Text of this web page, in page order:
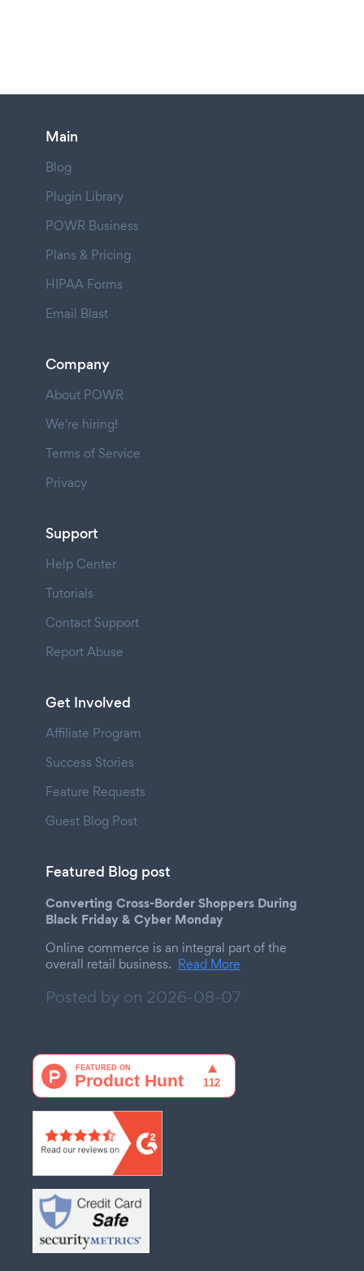
Main
Blog
Plugin Library
POWR Business
Plans & Pricing
HIPAA Forms
Email Blast
Company
About POWR
We're hiring!
Terms of Service
Privacy
Support
Help Center
Tutorials
Contact Support
Report Abuse
Get Involved
Affiliate Program
Success Stories
Feature Requests
Guest Blog Post
Featured Blog post
Converting Cross-Border Shoppers During
Black Friday & Cyber Monday
Online commerce is an integral part of the
overall retail business. Read More
Posted by on 2026-08-07